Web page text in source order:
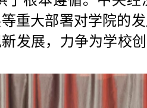
重大部署对学院的发
发展，力争为学校